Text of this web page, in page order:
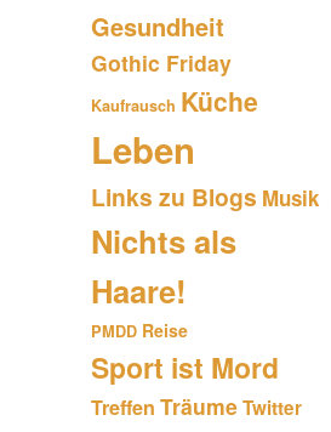
Gesundheit
Gothic Friday
Kaufrausch Küche
Leben
Links zu Blogs Musik
Nichts als
Haare!
PMDD Reise
Sport ist Mord
Treffen TräumeTwitter